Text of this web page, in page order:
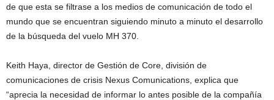
de que esta se filtrase a los medios de comunicación de todo el
mundo que se encuentran siguiendo minuto a minuto el desarrollo
de la búsqueda del vuelo MH 370.
Keith Haya, director de Gestión de Core, división de
comunicaciones de crisis Nexus Comunications, explica que
“aprecia la necesidad de informar lo antes posible de la compañía